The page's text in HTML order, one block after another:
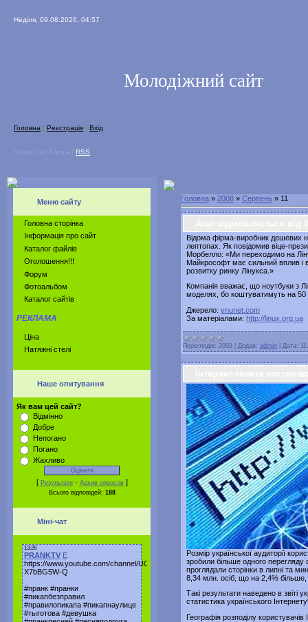
Неділя, 09.08.2026, 04:57
Молодіжний сайт
Головна | Реєстрація | Вхід
RSS
Меню сайту
Головна сторінка
Інформація про сайт
Каталог файлів
Оголошення!!!
Форум
Фотоальбом
Каталог сайтів
РЕКЛАМА
Ціна
Натяжні стелі
Наше опитування
Як вам цей сайт?
Відмінно
Добре
Непогано
Погано
Жахливо
[ Результати· Архив опросов]
Всього відповідей: 188
Міні-чат
Головна » 2008 » Серпень » 11
Відома фірма-виробник дешевих
лептопах. Як повідомив віце-
Морбелло: «Ми переходимо на
Майкрософт має сильний вплив і
розвитку ринку Лінукса.»
Компанія вважає, що ноутбуки з
моделях, бо коштуватимуть на
Джерело: vnunet.com
За матеріалами: http://linux.org.ua
Переглядів: 2003 Додав: admin Дата:
Розмір української аудиторії
зробили більше одного перегляду
проглядали сторінки в липні та
8,34 млн. осіб, що на 2,4% більше,
Такі результати наведено в звіті
статистика українського
Географія розподілу